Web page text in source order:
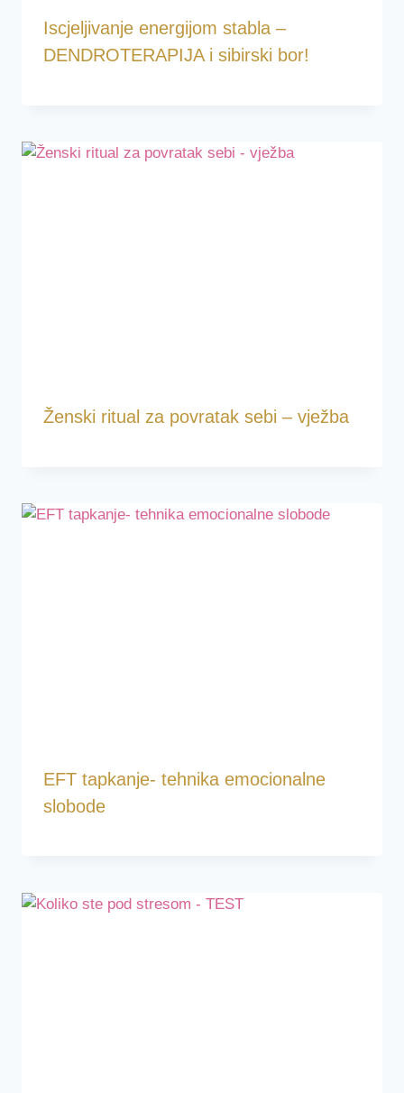
Iscjeljivanje energijom stabla –
DENDROTERAPIJA i sibirski bor!
Ženski ritual za povratak sebi – vježba
EFT tapkanje- tehnika emocionalne
slobode